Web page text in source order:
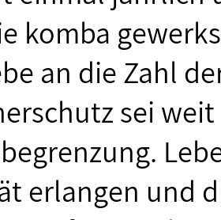
komba
an die Zahl
sei
erlangen und